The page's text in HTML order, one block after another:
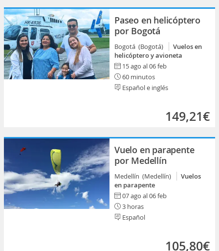
Paseo en helicóptero
por Bogotá
Bogotá (Bogotá)
Vuelos en
helicóptero y avioneta
15 ago al 06 feb
60 minutos
Español e inglés
149,21€
Vuelo en parapente
por Medellín
Medellín (Medellín)
Vuelos
en parapente
07 ago al 06 feb
3 horas
Español
105,80€